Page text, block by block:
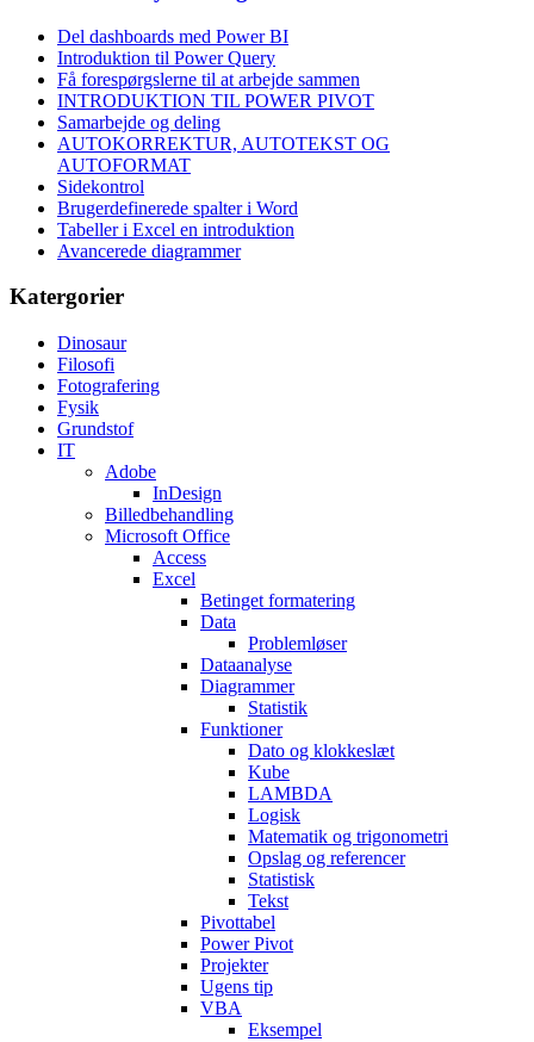
Del dashboards med Power BI
Introduktion til Power Query
Få forespørgslerne til at arbejde sammen
INTRODUKTION TIL POWER PIVOT
Samarbejde og deling
AUTOKORREKTUR, AUTOTEKST OG
AUTOFORMAT
Sidekontrol
Brugerdefinerede spalter i Word
Tabeller i Excel en introduktion
Avancerede diagrammer
Katergorier
Dinosaur
Filosofi
Fotografering
Fysik
Grundstof
IT
Adobe
InDesign
Billedbehandling
Microsoft Office
Access
Excel
Betinget formatering
Data
Problemløser
Dataanalyse
Diagrammer
Statistik
Funktioner
Dato og klokkeslæt
Kube
LAMBDA
Logisk
Matematik og trigonometri
Opslag og referencer
Statistisk
Tekst
Pivottabel
Power Pivot
Projekter
Ugens tip
VBA
Eksempel